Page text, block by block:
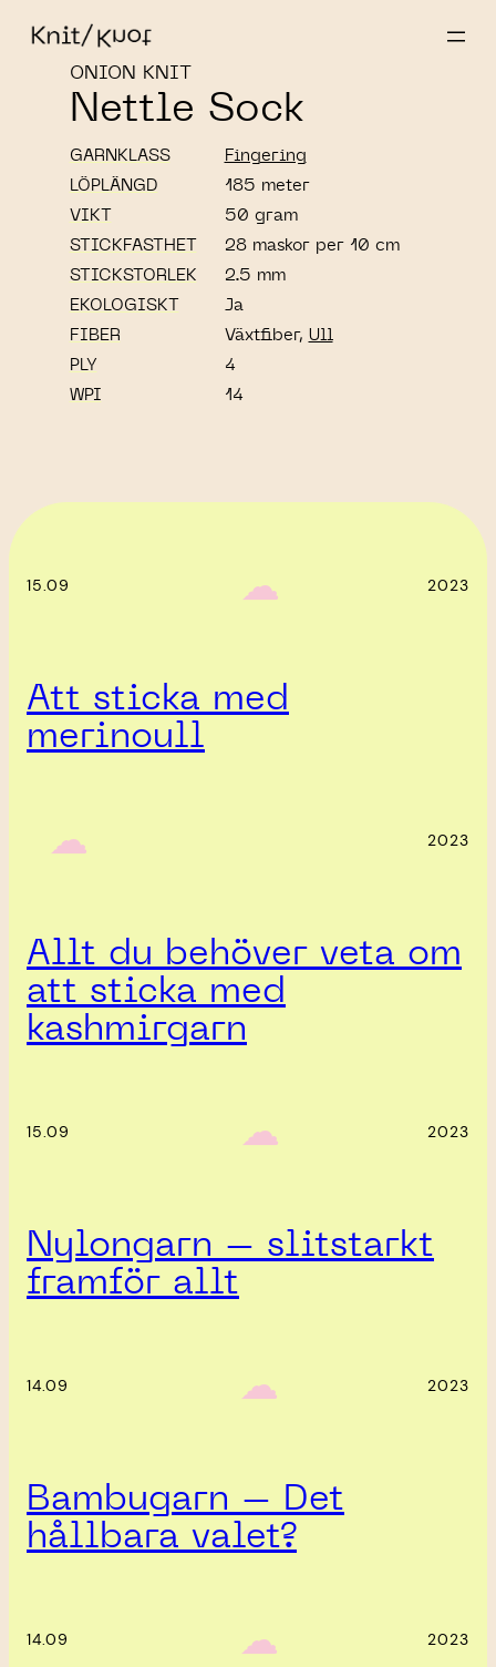
ONION KNIT
Nettle Sock
GARNKLASS
Fingering
LÖPLÄNGD
185 meter
VIKT
50 gram
STICKFASTHET
28 maskor per 10 cm
STICKSTORLEK
2.5 mm
EKOLOGISKT
Ja
FIBER
Växtfiber, Ull
PLY
4
WPI
14
15.09 ‎ ‎‎ ☁︎‎‎ 2023
Att sticka med
merinoull
‎ ‎‎ ☁︎‎‎ 2023
Allt du behöver veta om
att sticka med
kashmirgarn
15.09 ‎ ‎‎ ☁︎‎‎ 2023
Nylongarn – slitstarkt
framför allt
14.09 ‎ ‎‎ ☁︎‎‎ 2023
Bambugarn – Det
hållbara valet?
14.09 ‎ ‎‎ ☁︎‎‎ 2023